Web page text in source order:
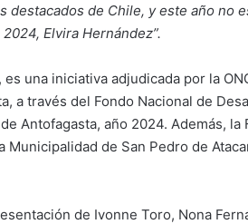
de Chile, y este año no
Elvira Hernández”.
es una iniciativa adjudicada por la
a través del Fondo Nacional de
Antofagasta, año 2024. Además, la
de San Pedro de
de Ivonne Toro, Nona